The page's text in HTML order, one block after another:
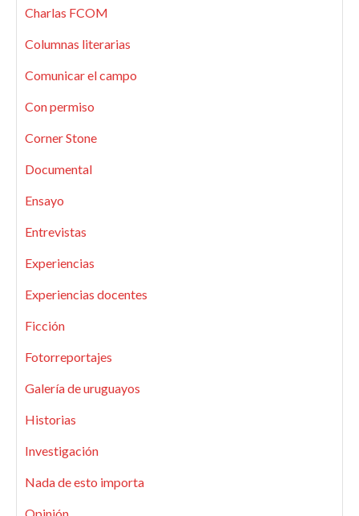
Charlas FCOM
Columnas literarias
Comunicar el campo
Con permiso
Corner Stone
Documental
Ensayo
Entrevistas
Experiencias
Experiencias docentes
Ficción
Fotorreportajes
Galería de uruguayos
Historias
Investigación
Nada de esto importa